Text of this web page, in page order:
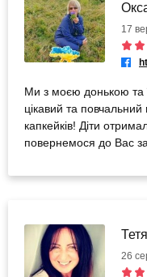
17
Ми з моєю донькою та
цікавий та
капкейків! Діти
повернемося до Вас
26